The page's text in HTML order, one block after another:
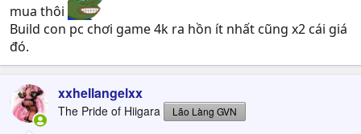
mua thôi
Build con pc chơi game 4k ra hồn ít nhất cũng x2 cái giá
đó.
xxhellangelxx
The Pride of Hiigara Lão Làng GVN